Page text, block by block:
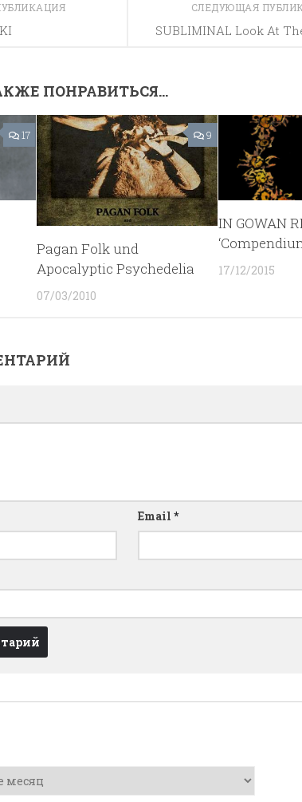
СЛЕДУЮЩАЯ
SUBLIMINAL Look At
ПОНРАВИТЬСЯ...
17 9
Pagan Folk und
Apocalyptic Psychedelia
07/03/2010
IN GOWAN
17/12/2015
Email *